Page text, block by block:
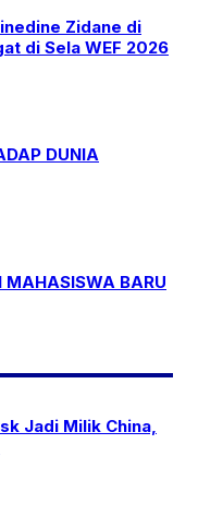
Zidane di
di Sela WEF 2026
DUNIA
MAHASISWA BARU
Jadi Milik China,